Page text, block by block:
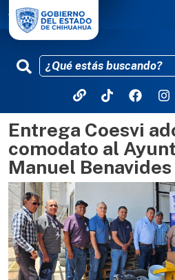
Entrega Coesvi
comodato al
Manuel Benavides